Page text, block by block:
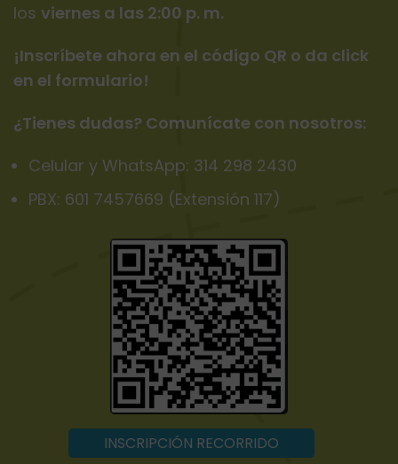
losviernes a las 2:00 p. m.
¡Inscríbete ahora en el código QR o da click
en el formulario!
¿Tienes dudas? Comunícate con nosotros:
Celular y WhatsApp: 314 298 2430
PBX: 601 7457669 (Extensión 117)
INSCRIPCIÓN RECORRIDO